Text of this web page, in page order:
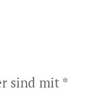
sind mit*